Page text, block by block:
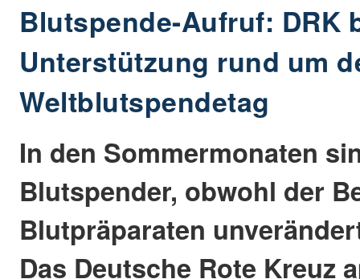
Blutspende-Aufruf: DRK
Unterstützung rund um
Weltblutspendetag
In den Sommermonaten
Blutspender, obwohl der
Blutpräparaten
Das Deutsche Rote Kreuz